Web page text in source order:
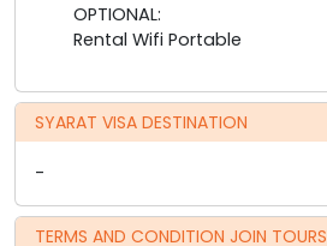
OPTIONAL:
Rental Wifi Portable
SYARAT VISA DESTINATION
-
TERMS AND CONDITION JOIN TOURS